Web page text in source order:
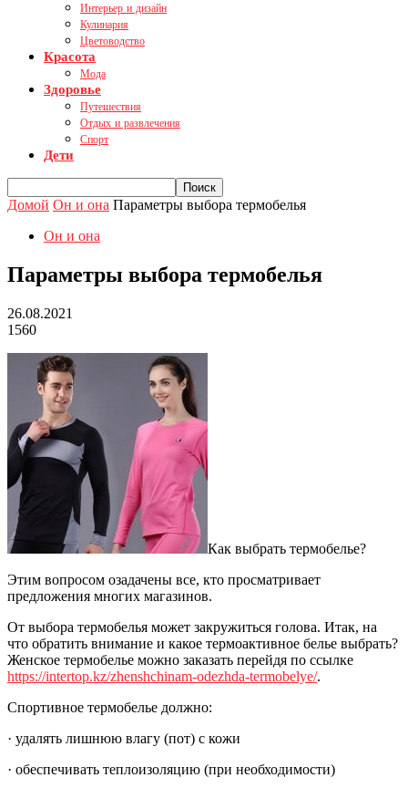
Интерьер и дизайн
Кулинария
Цветоводство
Красота
Мода
Здоровье
Путешествия
Отдых и развлечения
Спорт
Дети
Домой Он и она Параметры выбора термобелья
Он и она
Параметры выбора термобелья
26.08.2021
1560
Как выбрать термобелье?
Этим вопросом озадачены все, кто просматривает
предложения многих магазинов.
От выбора термобелья может закружиться голова. Итак, на
что обратить внимание и какое термоактивное белье выбрать?
Женское термобелье можно заказать перейдя по ссылке
https://intertop.kz/zhenshchinam-odezhda-termobelye/.
Спортивное термобелье должно:
· удалять лишнюю влагу (пот) с кожи
· обеспечивать теплоизоляцию (при необходимости)